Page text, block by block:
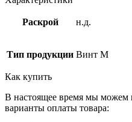
Раскрой н.д.
Тип продукции Винт М
Как купить
В настоящее время мы
варианты оплаты товара: